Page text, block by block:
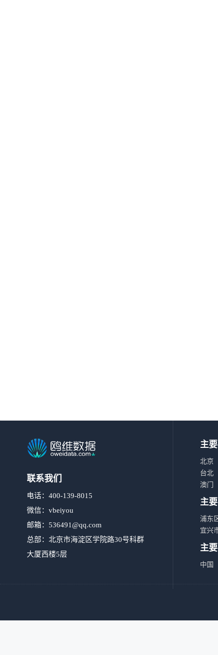
联系我们
电话：400-139-8015
微信：vbeiyou
邮箱： 536491@qq.com
总部：北京市海淀区学院路30号科群
大厦西楼5层
主
北京
台北
澳门
主
浦东
宜兴
主
中国